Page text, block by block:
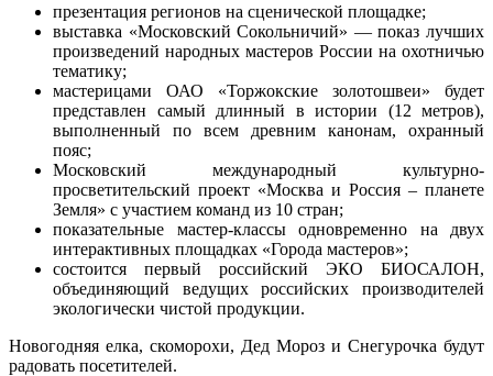
презентация регионов на сценической площадке;
выставка «Московский Сокольничий» — показ лучших
произведений народных мастеров России на охотничью
тематику;
мастерицами ОАО «Торжокские золотошвеи» будет
представлен самый длинный в истории (12 метров),
выполненный по всем древним канонам, охранный
пояс;
Московский международный культурно-
просветительский проект «Москва и Россия – планете
Земля» с участием команд из 10 стран;
показательные мастер-классы одновременно на двух
интерактивных площадках «Города мастеров»;
состоится первый российский ЭКО БИОСАЛОН,
объединяющий ведущих российских производителей
экологически чистой продукции.
Новогодняя елка, скоморохи, Дед Мороз и Снегурочка будут
радовать посетителей.